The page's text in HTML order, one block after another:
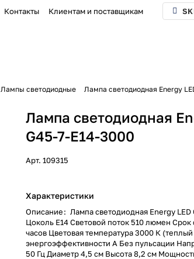
Контакты Клиентам и поставщикам
Лампы светодиодные Лампа светодиодная Energy
Лампа светодиодная
G45-7-E14-3000
Арт.109315
Характеристики
Описание: Лампа светодиодная Energy LED
Цоколь E14 Световой поток 510 люмен
часов Цветовая температура 3000 К
энергоэффективности А Без пульсации
50 Гц Диаметр 4,5 см Высота 8,2 см